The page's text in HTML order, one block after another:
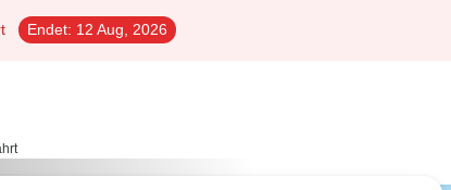
Endet: 12 Aug, 2026